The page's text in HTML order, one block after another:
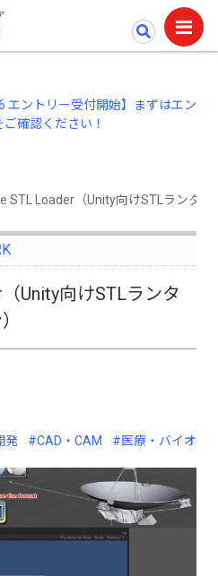
エントリー受付開始】まずはエン
ご確認ください！
STL Loader（Unity向けSTLランタ
Unity向けSTLランタ
発 #CAD・CAM #医療・バイオ